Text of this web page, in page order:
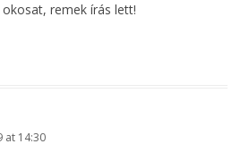
remek írás lett!
at 14:30